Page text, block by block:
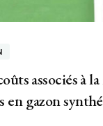
associés à
en gazon